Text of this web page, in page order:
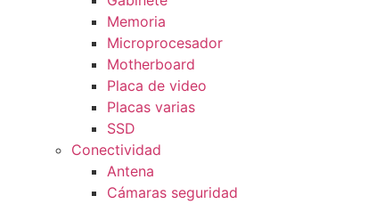
Memoria
Microprocesador
Motherboard
Placa de video
Placas varias
SSD
Conectividad
Antena
Cámaras seguridad